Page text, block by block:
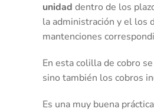
unidad dentro de los
la administración y el los
mantenciones
En esta colilla de cobro
sino también los cobros
Es una muy buena